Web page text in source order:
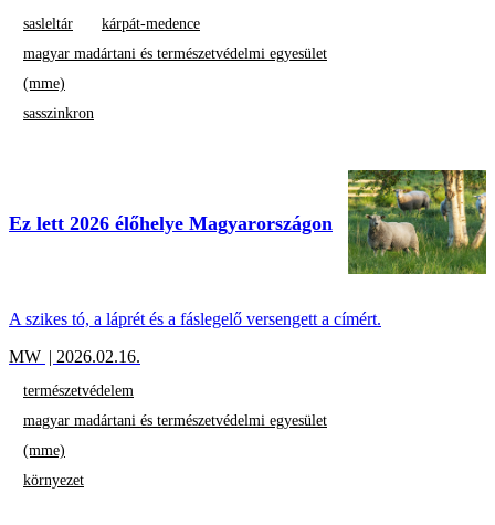
sasleltár
kárpát-medence
magyar madártani és természetvédelmi egyesület
(mme)
sasszinkron
Ez lett 2026 élőhelye Magyarországon
A szikes tó, a láprét és a fáslegelő versengett a címért.
MW | 2026.02.16.
természetvédelem
magyar madártani és természetvédelmi egyesület
(mme)
környezet